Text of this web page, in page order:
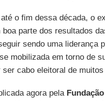
o fim dessa década, o
boa parte dos resultados
sendo uma liderança
mobilizada em torno de
ser cabo eleitoral de
agora pela